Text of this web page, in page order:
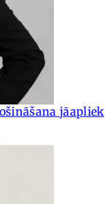
jāapliek